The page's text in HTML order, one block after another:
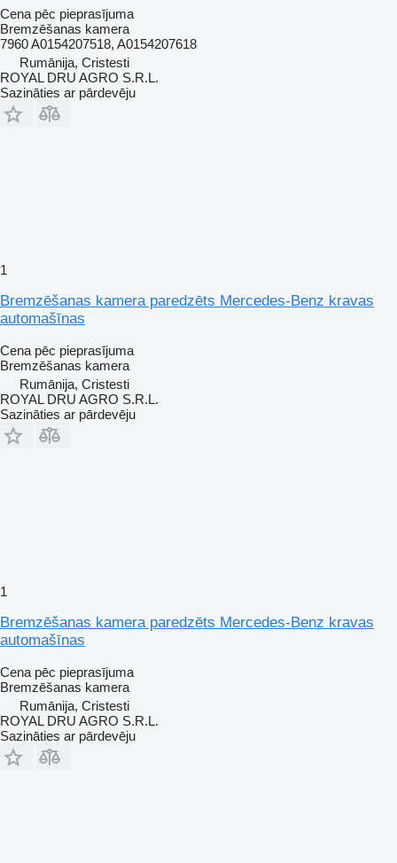
Cena pēc pieprasījuma
Bremzēšanas kamera
7960 A0154207518, A0154207618
Rumānija, Cristesti
ROYAL DRU AGRO S.R.L.
Sazināties ar pārdevēju
1
Bremzēšanas kamera paredzēts Mercedes-Benz kravas
automašīnas
Cena pēc pieprasījuma
Bremzēšanas kamera
Rumānija, Cristesti
ROYAL DRU AGRO S.R.L.
Sazināties ar pārdevēju
1
Bremzēšanas kamera paredzēts Mercedes-Benz kravas
automašīnas
Cena pēc pieprasījuma
Bremzēšanas kamera
Rumānija, Cristesti
ROYAL DRU AGRO S.R.L.
Sazināties ar pārdevēju